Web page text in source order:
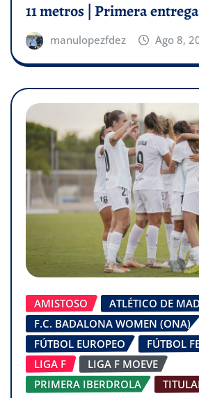
11 metros | Primera entrega
manulopezfdez Ago 8,
AMISTOSO
ATLÉTICO DE
F.C. BADALONA WOMEN (ONA)
FÚTBOL EUROPEO
FÚTBOL
LIGA F
LIGA F MOEVE
PRIMERA IBERDROLA